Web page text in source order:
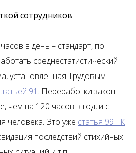
сотрудников
в день – стандарт, по
среднестатистический
установленная Трудовым
91. Переработки закон
чем на 120 часов в год, и с
человека. Это уже статья 99 ТК
последствий стихийных